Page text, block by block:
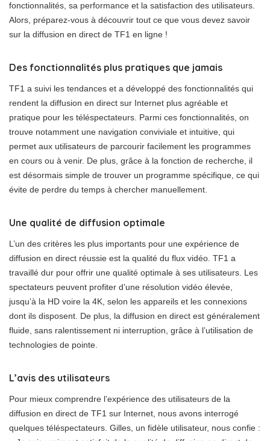
fonctionnalités, sa performance et la satisfaction des utilisateurs.
Alors, préparez-vous à découvrir tout ce que vous devez savoir
sur la diffusion en direct de TF1 en ligne !
Des fonctionnalités plus pratiques que jamais
TF1 a suivi les tendances et a développé des fonctionnalités qui
rendent la diffusion en direct sur Internet plus agréable et
pratique pour les téléspectateurs. Parmi ces fonctionnalités, on
trouve notamment une navigation conviviale et intuitive, qui
permet aux utilisateurs de parcourir facilement les programmes
en cours ou à venir. De plus, grâce à la fonction de recherche, il
est désormais simple de trouver un programme spécifique, ce qui
évite de perdre du temps à chercher manuellement.
Une qualité de diffusion optimale
L’un des critères les plus importants pour une expérience de
diffusion en direct réussie est la qualité du flux vidéo. TF1 a
travaillé dur pour offrir une qualité optimale à ses utilisateurs. Les
spectateurs peuvent profiter d’une résolution vidéo élevée,
jusqu’à la HD voire la 4K, selon les appareils et les connexions
dont ils disposent. De plus, la diffusion en direct est généralement
fluide, sans ralentissement ni interruption, grâce à l’utilisation de
technologies de pointe.
L’avis des utilisateurs
Pour mieux comprendre l’expérience des utilisateurs de la
diffusion en direct de TF1 sur Internet, nous avons interrogé
quelques téléspectateurs. Gilles, un fidèle utilisateur, nous confie :